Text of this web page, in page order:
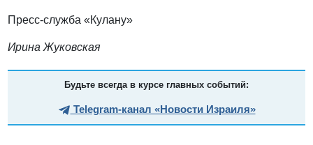
Пресс-служба «Кулану»
Ирина Жуковская
Будьте всегда в курсе главных событий:
Telegram-канал «Новости Израиля»